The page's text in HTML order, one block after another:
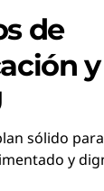
de
sólido
y